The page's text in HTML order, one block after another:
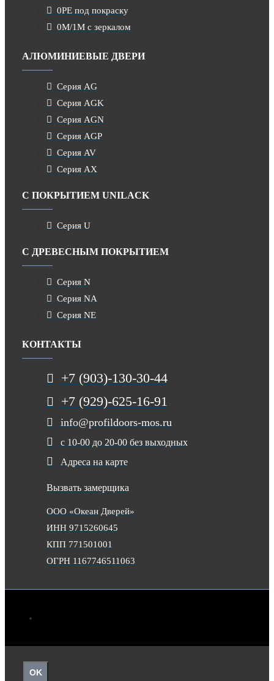
0PE под покраску
0M/1M с зеркалом
АЛЮМИНИЕВЫЕ ДВЕРИ
Серия AG
Серия AGK
Серия AGN
Серия AGP
Серия AV
Серия AX
С ПОКРЫТИЕМ UNILACK
Серия U
С ДРЕВЕСНЫМ ПОКРЫТИЕМ
Серия N
Серия NA
Серия NE
КОНТАКТЫ
+7 (903)-130-30-44
+7 (929)-625-16-91
info@profildoors-mos.ru
с 10-00 до 20-00 без выходных
Адреса на карте
Вызвать замерщика
ООО «Океан Дверей»
ИНН 9715260645
КПП 771501001
ОГРН 1167746511063
OK